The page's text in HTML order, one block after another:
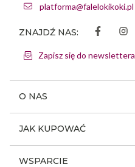
O NAS
Dlaczego FLK
JAK KUPOWAĆ
WSPARCIE
platforma@falelokikoki.pl
ZNAJDŹ NAS:
Zapisz się do newslettera